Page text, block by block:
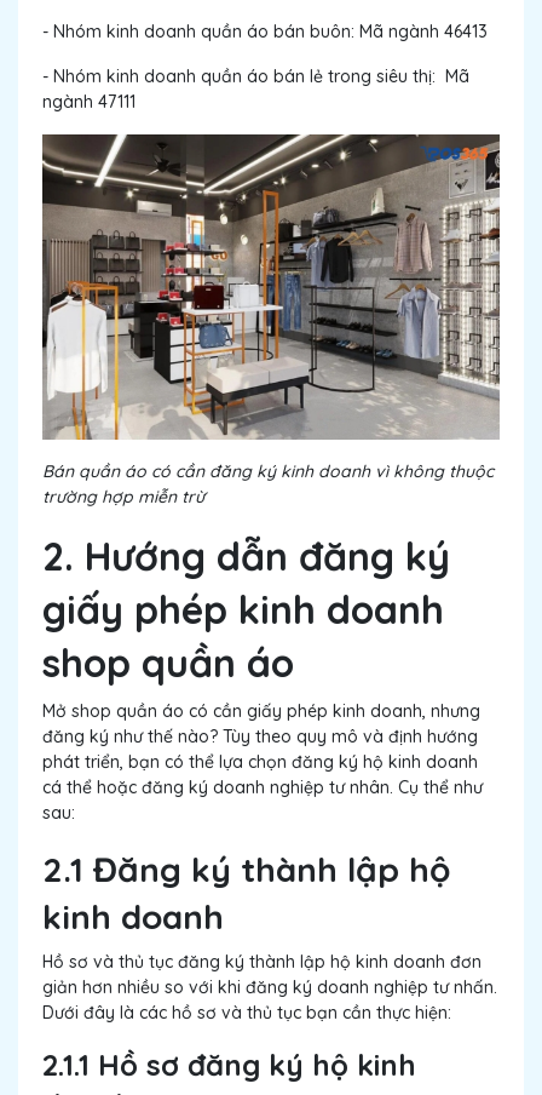
- Nhóm kinh doanh quần áo bán buôn: Mã ngành 46413
- Nhóm kinh doanh quần áo bán lẻ trong siêu thị: Mã
ngành 47111
Bán quần áo có cần đăng ký kinh doanh vì không thuộc
trường hợp miễn trừ
2. Hướng dẫn đăng ký
giấy phép kinh doanh
shop quần áo
Mở shop quần áo có cần giấy phép kinh doanh, nhưng
đăng ký như thế nào? Tùy theo quy mô và định hướng
phát triển, bạn có thể lựa chọn đăng ký hộ kinh doanh
cá thể hoặc đăng ký doanh nghiệp tư nhân. Cụ thể như
sau:
2.1 Đăng ký thành lập hộ
kinh doanh
Hồ sơ và thủ tục đăng ký thành lập hộ kinh doanh đơn
giản hơn nhiều so với khi đăng ký doanh nghiệp tư nhấn.
Dưới đây là các hồ sơ và thủ tục bạn cần thực hiện:
2.1.1 Hồ sơ đăng ký hộ kinh